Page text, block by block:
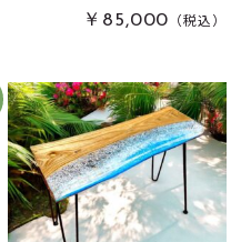
￥85,000 （税込）